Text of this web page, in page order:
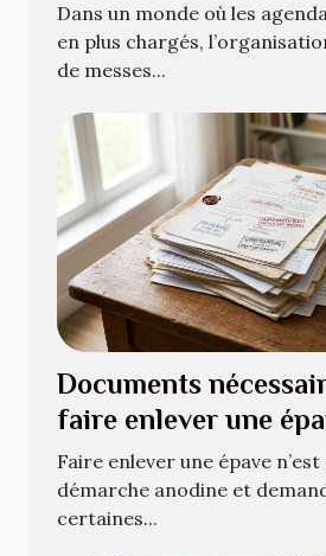
Dans un monde où les
en plus chargés,
de messes...
Documents
faire enlever une
légalement
Faire enlever une épave n’est
démarche anodine et
certaines...